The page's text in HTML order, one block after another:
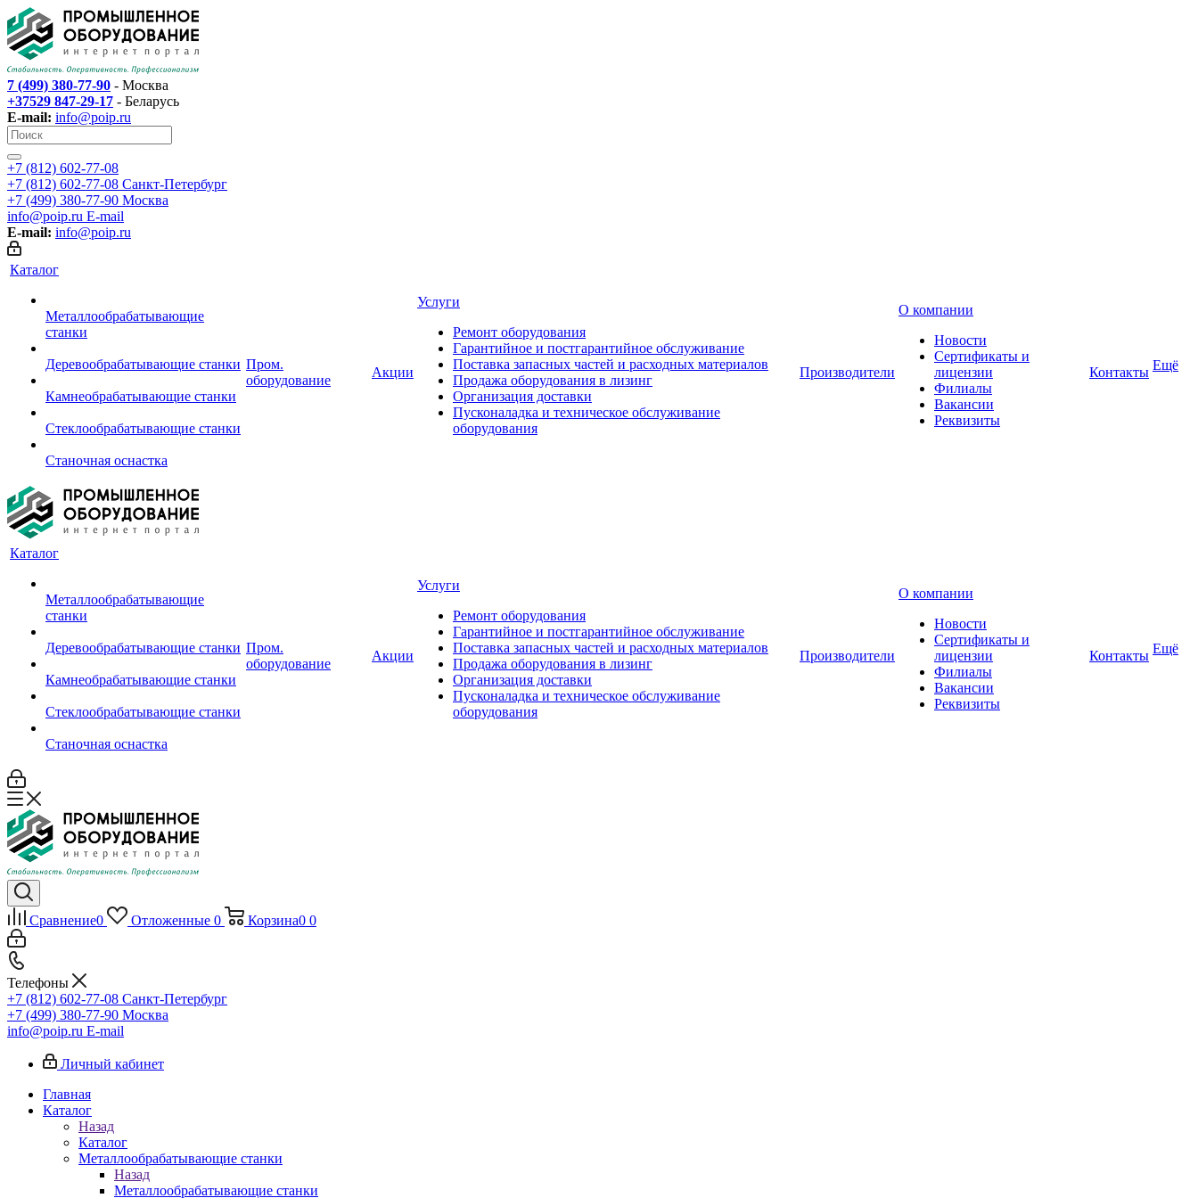
7 (499) 380-77-90 - Москва
+37529 847-29-17 - Беларусь
E-mail: info@poip.ru
+7 (812) 602-77-08
+7 (812) 602-77-08 Санкт-Петербург
+7 (499) 380-77-90 Москва
info@poip.ru E-mail
E-mail: info@poip.ru
Каталог
Металлообрабатывающие
станки
Деревообрабатывающие станки
Камнеобрабатывающие станки
Стеклообрабатывающие станки
Станочная оснастка
Пром.
оборудование
Акции
Услуги
Ремонт оборудования
Гарантийное и постгарантийное обслуживание
Поставка запасных частей и расходных материалов
Продажа оборудования в лизинг
Организация доставки
Пусконаладка и техническое обслуживание
оборудования
Производители
О компании
Новости
Сертификаты и
лицензии
Филиалы
Вакансии
Реквизиты
Контакты Ещё
Каталог
Металлообрабатывающие
станки
Деревообрабатывающие станки
Камнеобрабатывающие станки
Стеклообрабатывающие станки
Станочная оснастка
Пром.
оборудование
Акции
Услуги
Ремонт оборудования
Гарантийное и постгарантийное обслуживание
Поставка запасных частей и расходных материалов
Продажа оборудования в лизинг
Организация доставки
Пусконаладка и техническое обслуживание
оборудования
Производители
О компании
Новости
Сертификаты и
лицензии
Филиалы
Вакансии
Реквизиты
Контакты Ещё
Сравнение0 Отложенные 0 Корзина0 0
Телефоны
+7 (812) 602-77-08 Санкт-Петербург
+7 (499) 380-77-90 Москва
info@poip.ru E-mail
Личный кабинет
Главная
Каталог
Назад
Каталог
Металлообрабатывающие станки
Назад
Металлообрабатывающие станки